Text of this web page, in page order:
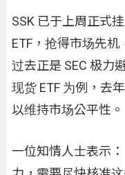
SSK 已于上周正式
ETF，抢得市场先机
过去正是 SEC 极力
现货 ETF 为例，去
以维持市场公平性。
一位知情人士表示